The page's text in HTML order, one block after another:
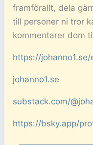
framförallt, dela
till personer ni tror
kommentarer dom
https://johanno1.se/
johanno1.se
substack.com/
https://bsky.app/